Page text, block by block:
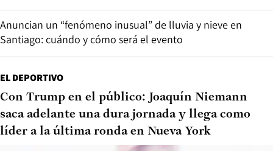
Anuncian un “fenómeno inusual” de lluvia y nieve en
Santiago: cuándo y cómo será el evento
EL DEPORTIVO
Con Trump en el público: Joaquín Niemann
saca adelante una dura jornada y llega como
líder a la última ronda en Nueva York